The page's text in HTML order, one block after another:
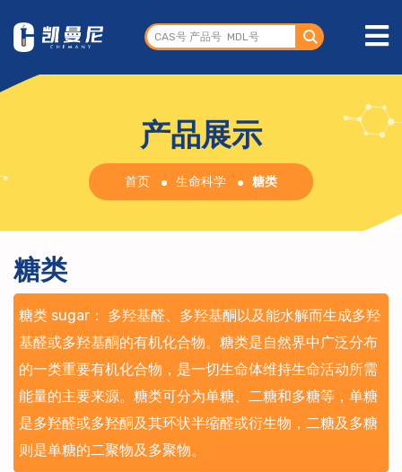
产品展示
首页 生命科学 糖类
糖类
糖类 sugar： 多羟基醛、多羟基酮以及能水解而生成多羟
基醛或多羟基酮的有机化合物。糖类是自然界中广泛分布
的一类重要有机化合物，是一切生命体维持生命活动所需
能量的主要来源。糖类可分为单糖、二糖和多糖等，单糖
是多羟醛或多羟酮及其环状半缩醛或衍生物，二糖及多糖
则是单糖的二聚物及多聚物。